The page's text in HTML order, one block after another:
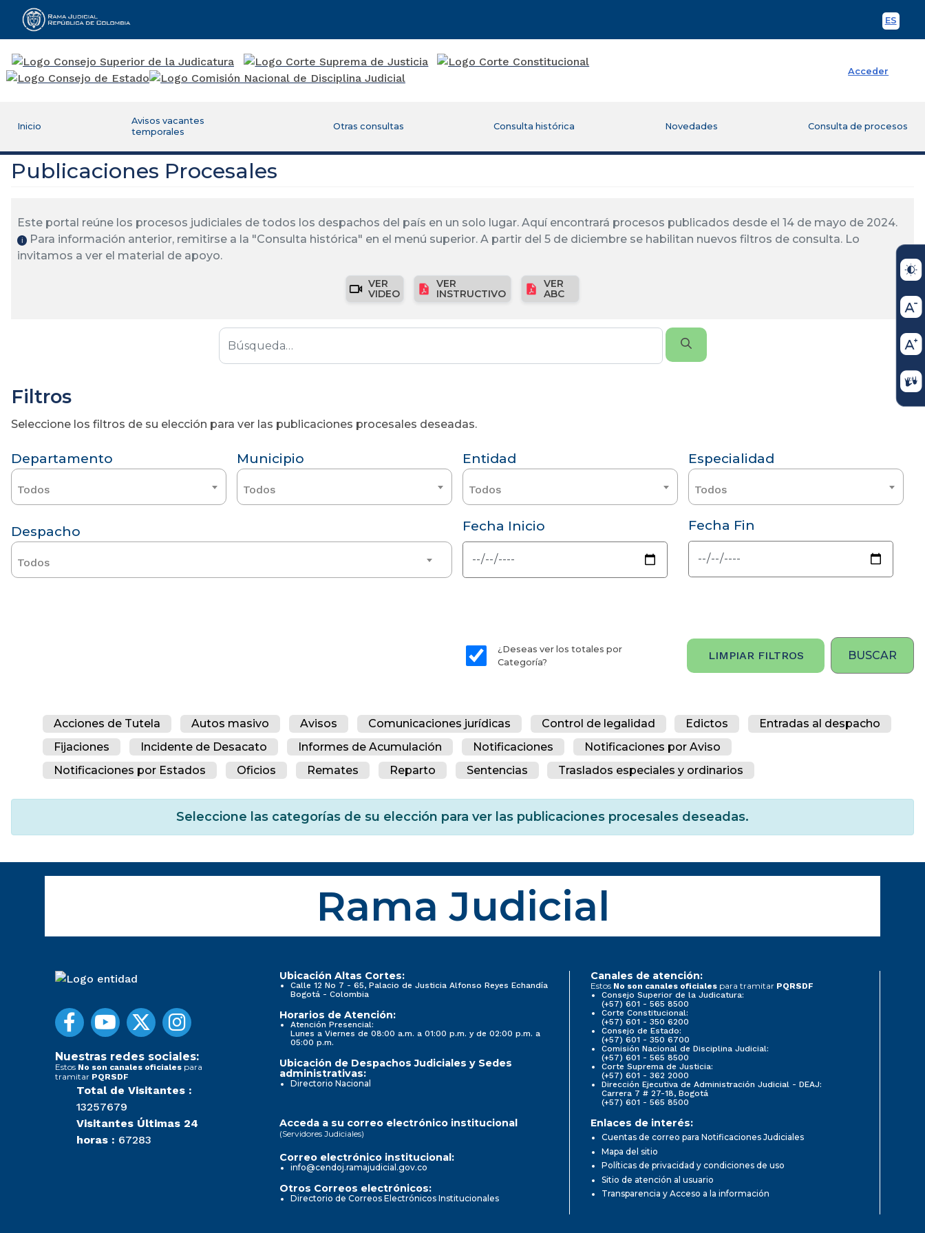
ES
Rama Judicial
Acceder
Inicio
Avisos vacantes
temporales
Otras consultas Consulta histórica Novedades Consulta de procesos
Publicaciones Procesales
Este portal reúne los procesos judiciales de todos los despachos del país en un solo lugar. Aquí encontrará procesos publicados desde el 14 de mayo de 2024.
ℹ️
Para información anterior, remitirse a la "Consulta histórica" en el menú superior. A partir del 5 de diciembre se habilitan nuevos filtros de consulta. Lo
invitamos a ver el material de apoyo.
VER
VIDEO
VER
INSTRUCTIVO
VER
ABC
Filtros
Seleccione los filtros de su elección para ver las publicaciones procesales deseadas.
Departamento
Todos
Municipio
Todos
Entidad
Todos
Especialidad
Todos
Despacho
Todos
Fecha Inicio Fecha Fin
¿Deseas ver los totales por
Categoría?
LIMPIAR FILTROS
Acciones de Tutela Autos masivo Avisos Comunicaciones jurídicas Control de legalidad Edictos
Entradas al despacho
Fijaciones
Incidente de Desacato Informes de Acumulación Notificaciones
Notificaciones por Aviso
Notificaciones por Estados
Oficios Remates Reparto Sentencias Traslados especiales y ordinarios
Seleccione las categorías de su elección para ver las publicaciones procesales deseadas.
Rama Judicial
Nuestras redes sociales:
Estos No son canales oficiales para
tramitar PQRSDF
Total de Visitantes :
13257679
Visitantes Últimas 24
horas : 67283
Ubicación Altas Cortes:
Calle 12 No 7 - 65, Palacio de Justicia Alfonso Reyes Echandía
Bogotá - Colombia
Horarios de Atención:
Atención Presencial:
Lunes a Viernes de 08:00 a.m. a 01:00 p.m. y de 02:00 p.m. a
05:00 p.m.
Ubicación de Despachos Judiciales y Sedes
administrativas:
Directorio Nacional
Canales de atención:
Estos No son canales oficiales para tramitar PQRSDF
Consejo Superior de la Judicatura:
(+57) 601 - 565 8500
Corte Constitucional:
(+57) 601 - 350 6200
Consejo de Estado:
(+57) 601 - 350 6700
Comisión Nacional de Disciplina Judicial:
(+57) 601 - 565 8500
Corte Suprema de Justicia:
(+57) 601 - 362 2000
Dirección Ejecutiva de Administración Judicial - DEAJ:
Carrera 7 # 27-18, Bogotá
(+57) 601 - 565 8500
Acceda a su correo electrónico institucional
(Servidores Judiciales)
Correo electrónico institucional:
info@cendoj.ramajudicial.gov.co
Otros Correos electrónicos:
Directorio de Correos Electrónicos Institucionales
Enlaces de interés:
Cuentas de correo para Notificaciones Judiciales
Mapa del sitio
Políticas de privacidad y condiciones de uso
Sitio de atención al usuario
Transparencia y Acceso a la información